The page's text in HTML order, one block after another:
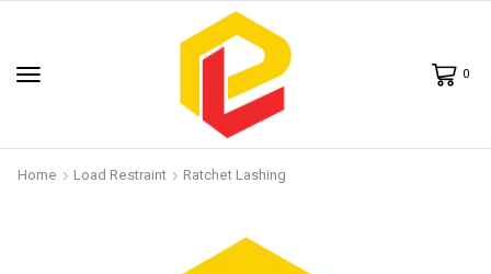
0
Home Load Restraint Ratchet Lashing